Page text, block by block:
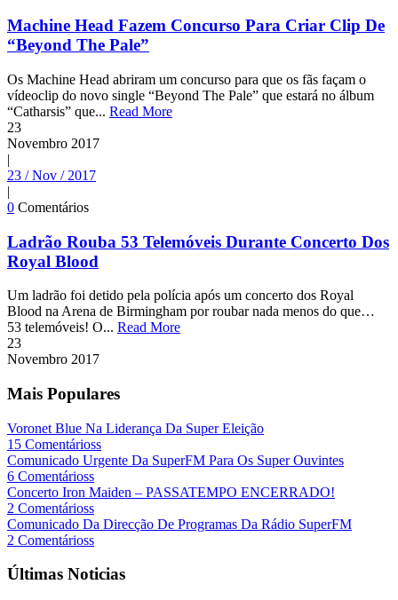
Machine Head Fazem Concurso Para Criar Clip De
“Beyond The Pale”
Os Machine Head abriram um concurso para que os fãs façam o
vídeoclip do novo single “Beyond The Pale” que estará no álbum
“Catharsis” que... Read More
23
Novembro 2017
|
23 / Nov / 2017
|
0 Comentários
Ladrão Rouba 53 Telemóveis Durante Concerto Dos
Royal Blood
Um ladrão foi detido pela polícia após um concerto dos Royal
Blood na Arena de Birmingham por roubar nada menos do que…
53 telemóveis! O... Read More
23
Novembro 2017
Mais Populares
Voronet Blue Na Liderança Da Super Eleição
15 Comentárioss
Comunicado Urgente Da SuperFM Para Os Super Ouvintes
6 Comentárioss
Concerto Iron Maiden – PASSATEMPO ENCERRADO!
2 Comentárioss
Comunicado Da Direcção De Programas Da Rádio SuperFM
2 Comentárioss
Últimas Noticias